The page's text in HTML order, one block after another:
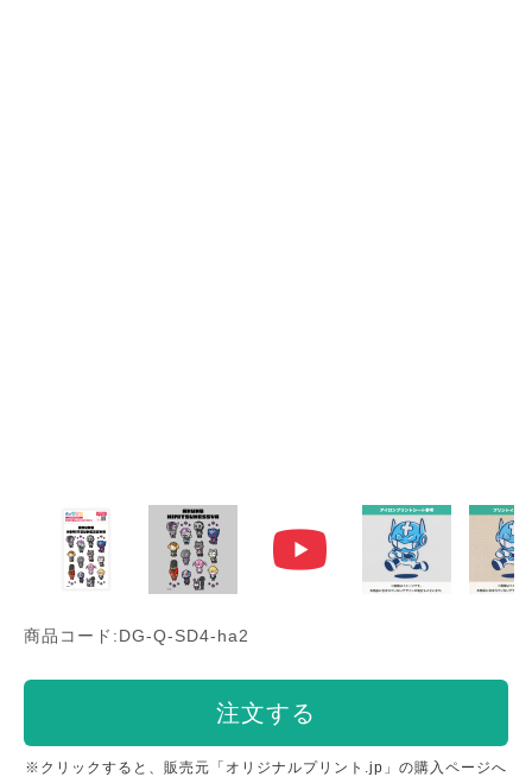
商品コード:DG-Q-SD4-ha2
注文する
※クリックすると、販売元「オリジナルプリント.jp」の購入ページへ